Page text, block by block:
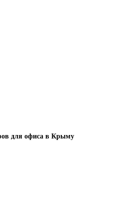
для офиса в Крыму